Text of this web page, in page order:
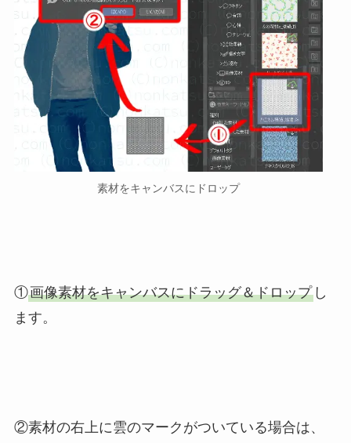
素材をキャンバスにドロップ
①画像素材をキャンバスにドラッグ＆ドロップし
ます。
②素材の右上に雲のマークがついている場合は、